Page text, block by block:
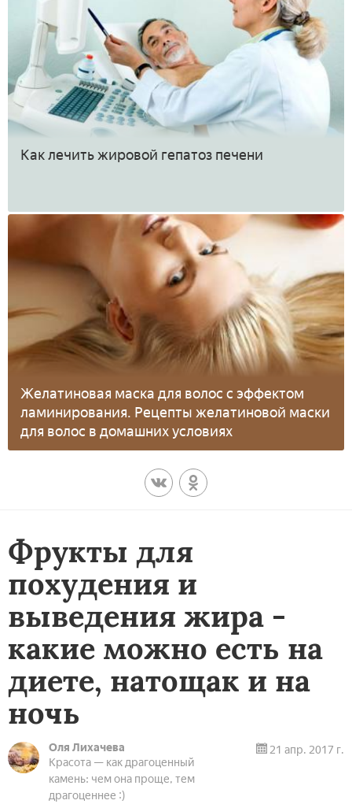
Как лечить жировой гепатоз печени
Желатиновая маска для волос с эффектом
ламинирования. Рецепты желатиновой маски
для волос в домашних условиях
Фрукты для
похудения и
выведения жира -
какие можно есть на
диете, натощак и на
ночь
Оля Лихачева
Красота — как драгоценный
камень: чем она проще, тем
драгоценнее :)
21 апр. 2017 г.